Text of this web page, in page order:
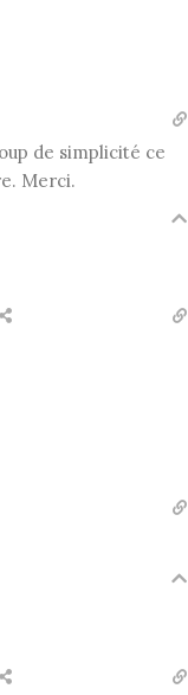
de simplicité ce
Merci.